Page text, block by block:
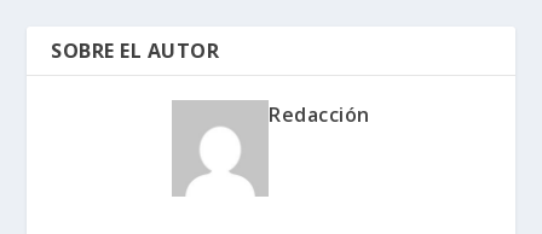
SOBRE EL AUTOR
Redacción